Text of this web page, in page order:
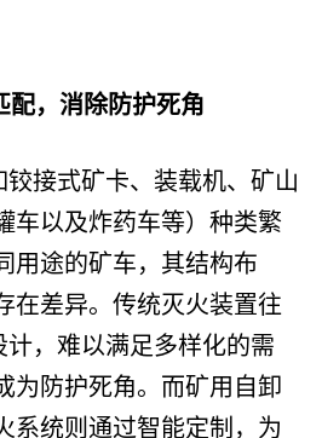
，消除防护死角
接式矿卡、装载机、矿山
车以及炸药车等）种类繁
用途的矿车，其结构布
在差异。传统灭火装置往
计，难以满足多样化的需
为防护死角。而矿用自卸
系统则通过智能定制，为